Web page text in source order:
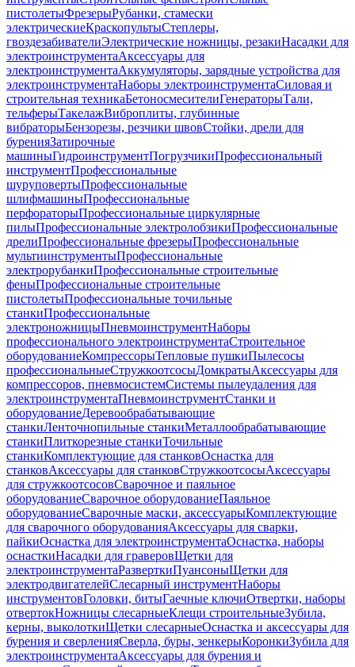
пистолетыФрезерыРубанки, стамески
электрическиеКраскопультыСтеплеры,
гвоздезабивателиЭлектрические ножницы, резакиНасадки для
электроинструментаАксессуары для
электроинструментаАккумуляторы, зарядные устройства для
электроинструментаНаборы электроинструментаСиловая и
строительная техникаБетоносмесителиГенераторыТали,
тельферыТакелажВиброплиты, глубинные
вибраторыБензорезы, резчики швовСтойки, дрели для
буренияЗатирочные
машиныГидроинструментПогрузчикиПрофессиональный
инструментПрофессиональные
шуруповертыПрофессиональные
шлифмашиныПрофессиональные
перфораторыПрофессиональные циркулярные
пилыПрофессиональные электролобзикиПрофессиональные
дрелиПрофессиональные фрезерыПрофессиональные
мультиинструментыПрофессиональные
электрорубанкиПрофессиональные строительные
феныПрофессиональные строительные
пистолетыПрофессиональные точильные
станкиПрофессиональные
электроножницыПневмоинструментНаборы
профессионального электроинструментаСтроительное
оборудованиеКомпрессорыТепловые пушкиПылесосы
профессиональныеСтружкоотсосыДомкратыАксессуары для
компрессоров, пневмосистемСистемы пылеудаления для
электроинструментаПневмоинструментСтанки и
оборудованиеДеревообрабатывающие
станкиЛенточнопильные станкиМеталлообрабатывающие
станкиПлиткорезные станкиТочильные
станкиКомплектующие для станковОснастка для
станковАксессуары для станковСтружкоотсосыАксессуары
для стружкоотсосовСварочное и паяльное
оборудованиеСварочное оборудованиеПаяльное
оборудованиеСварочные маски, аксессуарыКомплектующие
для сварочного оборудованияАксессуары для сварки,
пайкиОснастка для электроинструментаОснастка, наборы
оснасткиНасадки для граверовЩетки для
электроинструментаРазверткиПуансоныЩетки для
электродвигателейСлесарный инструментНаборы
инструментовГоловки, битыГаечные ключиОтвертки, наборы
отвертокНожницы слесарныеКлещи строительныеЗубила,
керны, выколоткиЩетки слесарныеОснастка и аксессуары для
бурения и сверленияСверла, буры, зенкерыКоронкиЗубила для
электроинструментаАксессуары для бурения и